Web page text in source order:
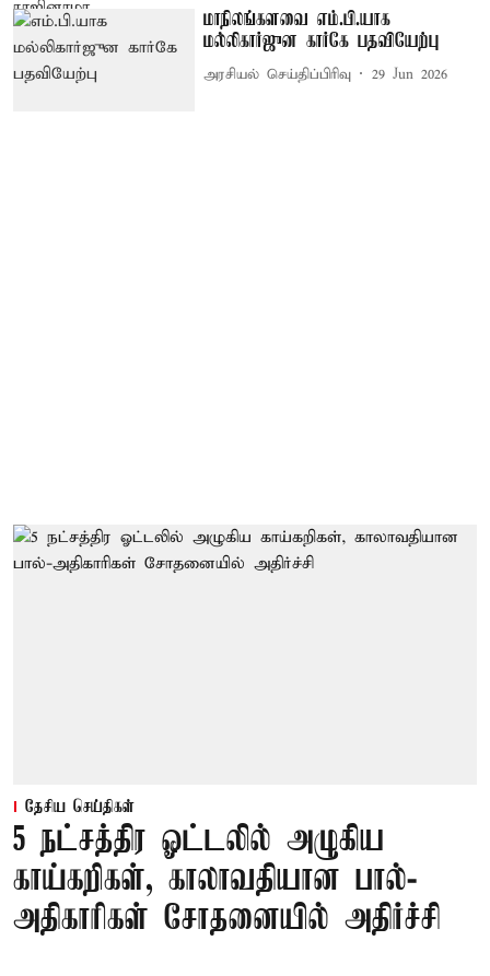
மாநிலங்களவை எம்.பி.யாக
மல்லிகார்ஜுன கார்கே பதவியேற்பு
அரசியல் செய்திப்பிரிவு 29 Jun 2026
தேசிய செய்திகள்
5 நட்சத்திர ஓட்டலில் அழுகிய
காய்கறிகள், காலாவதியான பால்-
அதிகாரிகள் சோதனையில் அதிர்ச்சி